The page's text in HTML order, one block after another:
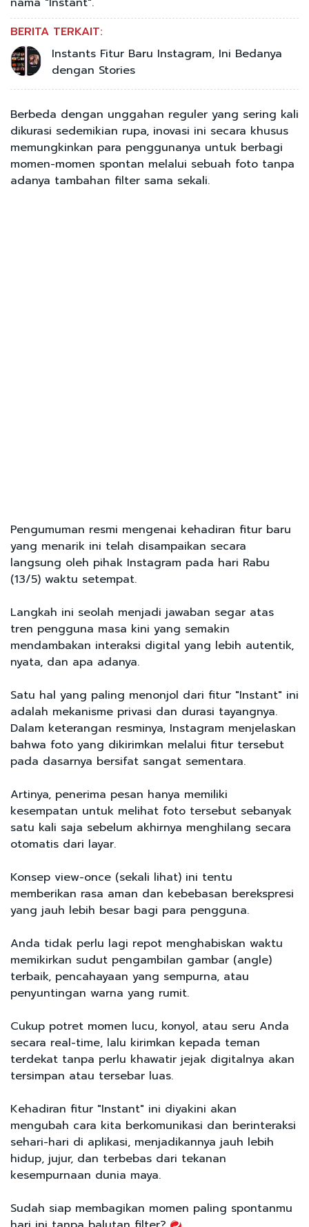
BERITA TERKAIT:
Instants Fitur Baru Instagram, Ini Bedanya
dengan Stories
Berbeda dengan unggahan reguler yang sering kali
dikurasi sedemikian rupa, inovasi ini secara khusus
memungkinkan para penggunanya untuk berbagi
momen-momen spontan melalui sebuah foto tanpa
adanya tambahan filter sama sekali.
Pengumuman resmi mengenai kehadiran fitur baru
yang menarik ini telah disampaikan secara
langsung oleh pihak Instagram pada hari Rabu
(13/5) waktu setempat.
Langkah ini seolah menjadi jawaban segar atas
tren pengguna masa kini yang semakin
mendambakan interaksi digital yang lebih autentik,
nyata, dan apa adanya.
Satu hal yang paling menonjol dari fitur "Instant" ini
adalah mekanisme privasi dan durasi tayangnya.
Dalam keterangan resminya, Instagram menjelaskan
bahwa foto yang dikirimkan melalui fitur tersebut
pada dasarnya bersifat sangat sementara.
Artinya, penerima pesan hanya memiliki
kesempatan untuk melihat foto tersebut sebanyak
satu kali saja sebelum akhirnya menghilang secara
otomatis dari layar.
Konsep view-once (sekali lihat) ini tentu
memberikan rasa aman dan kebebasan berekspresi
yang jauh lebih besar bagi para pengguna.
Anda tidak perlu lagi repot menghabiskan waktu
memikirkan sudut pengambilan gambar (angle)
terbaik, pencahayaan yang sempurna, atau
penyuntingan warna yang rumit.
Cukup potret momen lucu, konyol, atau seru Anda
secara real-time, lalu kirimkan kepada teman
terdekat tanpa perlu khawatir jejak digitalnya akan
tersimpan atau tersebar luas.
Kehadiran fitur "Instant" ini diyakini akan
mengubah cara kita berkomunikasi dan berinteraksi
sehari-hari di aplikasi, menjadikannya jauh lebih
hidup, jujur, dan terbebas dari tekanan
kesempurnaan dunia maya.
Sudah siap membagikan momen paling spontanmu